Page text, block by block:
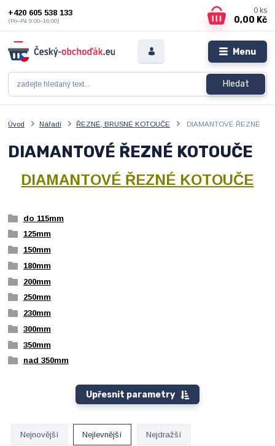
Menu
Hledat
+420 605 538 133
(Po–Pá 9:00–16:00)
0 ks
0,00 Kč
Úvod Nářadí ŘEZNÉ, BRUSNÉ KOTOUČE DIAMANTOVÉ ŘEZNÉ
DIAMANTOVÉ ŘEZNÉ KOTOUČE
DIAMANTOVÉ ŘEZNÉ KOTOUČE
do 115mm
125mm
150mm
180mm
200mm
250mm
230mm
300mm
350mm
nad 350mm
Upřesnit parametry
Nejnovější Nejlevnější Nejdražší